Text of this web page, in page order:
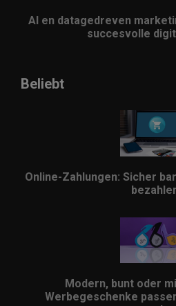
AI en datagedreven
succesvolle
Beliebt
Online-Zahlungen: Sicher
Modern, bunt oder
Werbegeschenke